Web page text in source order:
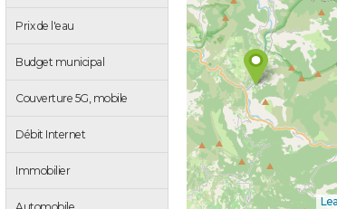
Prix de l'eau
Budget municipal
Couverture 5G, mobile
Débit Internet
Immobilier